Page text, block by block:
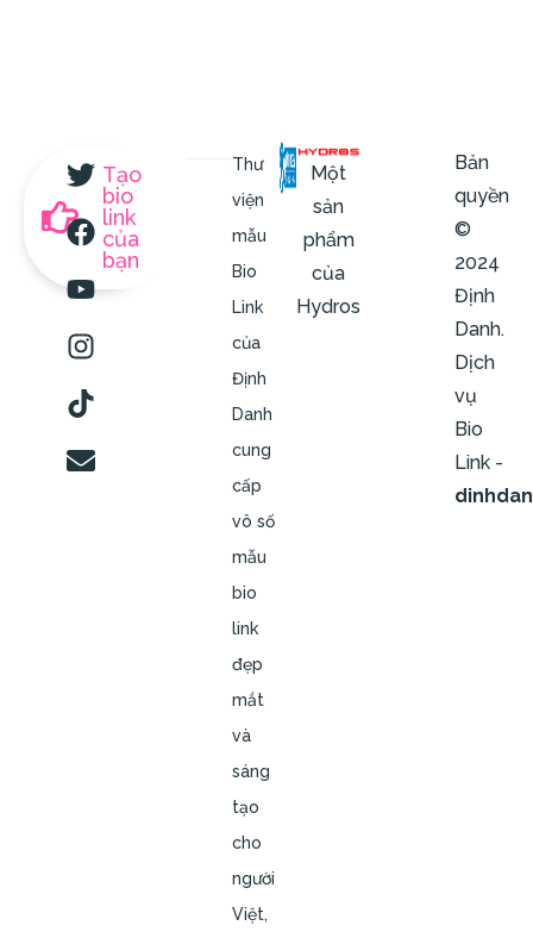
Tạo
bio
link
của
bạn
Thư
viện
mẫu
Bio
Link
của
Định
Danh
cung
cấp
vô số
mẫu
bio
link
đẹp
mắt
và
sáng
tạo
cho
người
Việt,
Một
sản
phẩm
của
Hydros
Bản
quyền
©
2024
Định
Danh.
Dịch
vụ
Bio
Link -